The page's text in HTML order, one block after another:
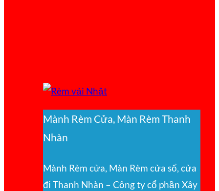
Mành Rèm Cửa, Màn Rèm Thanh
Nhàn
Mành Rèm cửa, Màn Rèm cửa sổ, cửa
đi Thanh Nhàn – Công ty cổ phần Xây